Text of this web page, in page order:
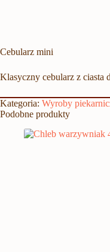
Cebularz mini
Klasyczny cebularz z ciasta
Kategoria: Wyroby
Podobne produkty